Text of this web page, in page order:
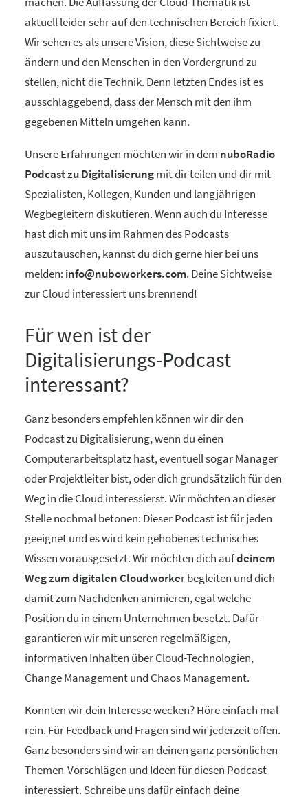
aktuell leider sehr auf den technischen Bereich fixiert.
Wir sehen es als unsere Vision, diese Sichtweise zu
ändern und den Menschen in den Vordergrund zu
stellen, nicht die Technik. Denn letzten Endes ist es
ausschlaggebend, dass der Mensch mit den ihm
gegebenen Mitteln umgehen kann.
Unsere Erfahrungen möchten wir in dem nuboRadio
Podcast zu Digitalisierungmit dir teilen und dir mit
Spezialisten, Kollegen, Kunden und langjährigen
Wegbegleitern diskutieren. Wenn auch du Interesse
hast dich mit uns im Rahmen des Podcasts
auszutauschen, kannst du dich gerne hier bei uns
melden: info@nuboworkers.com. Deine Sichtweise
zur Cloud interessiert uns brennend!
Für wen ist der
Digitalisierungs-Podcast
interessant?
Ganz besonders empfehlen können wir dir den
Podcast zu Digitalisierung, wenn du einen
Computerarbeitsplatz hast, eventuell sogar Manager
oder Projektleiter bist, oder dich grundsätzlich für den
Weg in die Cloud interessierst. Wir möchten an dieser
Stelle nochmal betonen: Dieser Podcast ist für jeden
geeignet und es wird kein gehobenes technisches
Wissen vorausgesetzt. Wir möchten dich aufdeinem
Weg zum digitalen Cloudworker begleiten und dich
damit zum Nachdenken animieren, egal welche
Position du in einem Unternehmen besetzt. Dafür
garantieren wir mit unseren regelmäßigen,
informativen Inhalten über Cloud-Technologien,
Change Management und Chaos Management.
Konnten wir dein Interesse wecken? Höre einfach mal
rein. Für Feedback und Fragen sind wir jederzeit offen.
Ganz besonders sind wir an deinen ganz persönlichen
Themen-Vorschlägen und Ideen für diesen Podcast
interessiert. Schreibe uns dafür einfach deine